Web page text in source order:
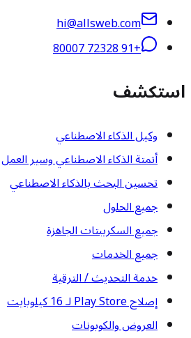
hi@allsweb.com
+91 72328 80007
استكشف
وكيل الذكاء الاصطناعي
أتمتة الذكاء الاصطناعي وسير العمل
تحسين البحث بالذكاء الاصطناعي
جميع الحلول
جميع السكريبتات الجاهزة
جميع الخدمات
خدمة التحديث / الترقية
إصلاح Play Store لـ 16 كيلوبايت
العروض والكوبونات